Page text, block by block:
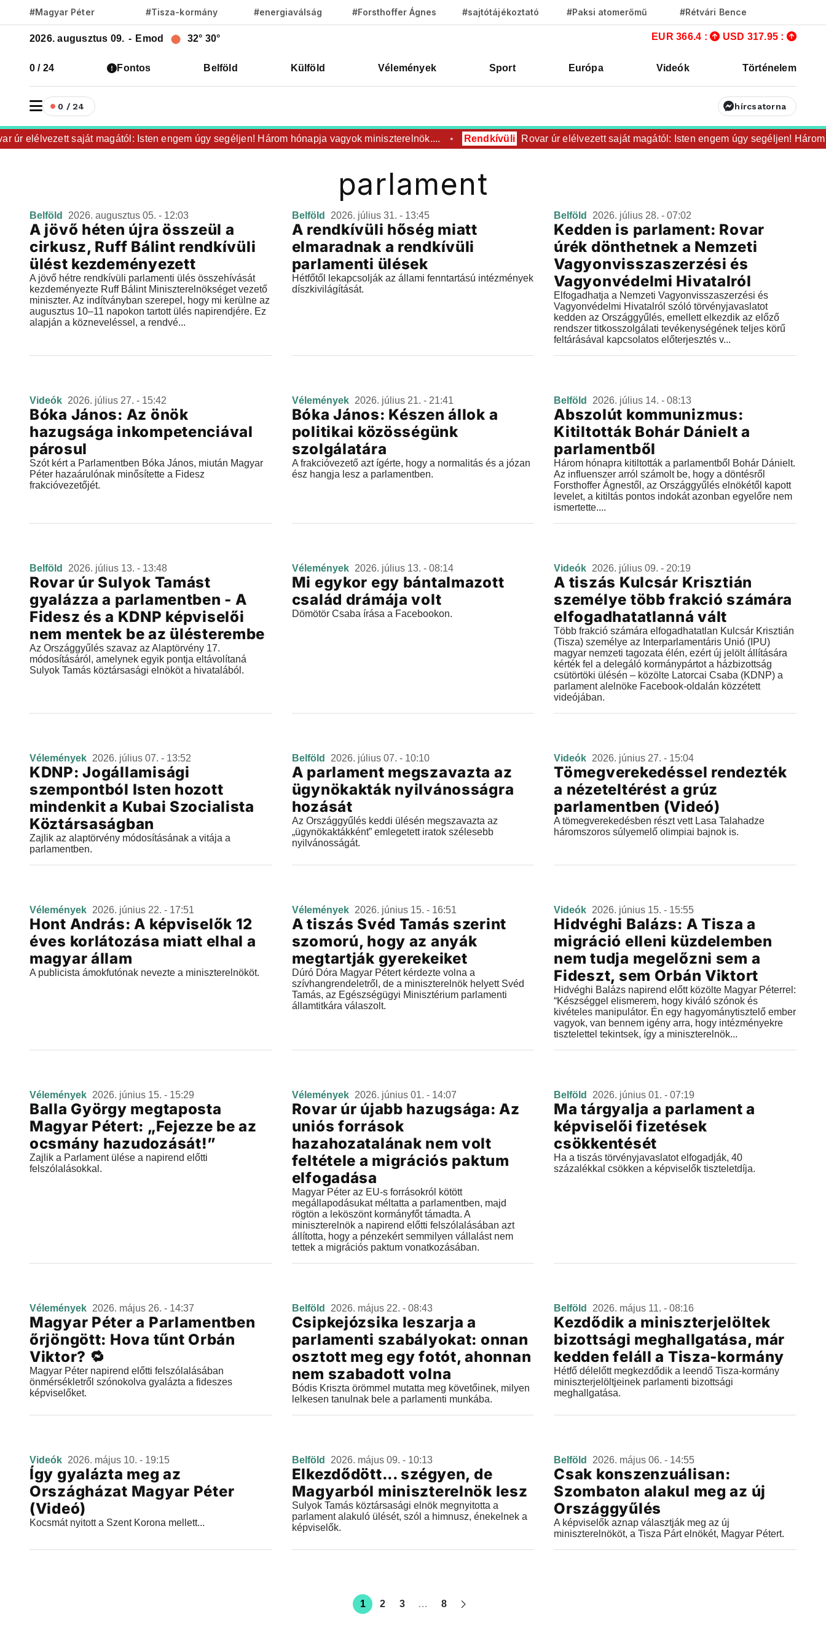
#Magyar Péter #Tisza-kormány #energiaválság #Forsthoffer Ágnes #sajtótájékoztató #Paksi atomerőmű #Rétvári Bence
2026. augusztus 09. - Emod 32° 30° EUR 366.4 : USD 317.95 :
0 / 24 Fontos Belföld Külföld Vélemények Sport Európa Videók Történelem
0 / 24 hírcsatorna
úr elélvezett saját magától: Isten engem úgy segéljen! Három hónapja vagyok miniszterelnök.... Rendkívüli Rovar úr elélvezett saját magától: Isten engem úgy segéljen! Három
parlament
Belföld 2026. augusztus 05. - 12:03
A jövő héten újra összeül a
cirkusz, Ruff Bálint rendkívüli
ülést kezdeményezett
A jövő hétre rendkívüli parlamenti ülés összehívását
kezdeményezte Ruff Bálint Miniszterelnökséget vezető
miniszter. Az indítványban szerepel, hogy mi kerülne az
augusztus 10–11 napokon tartott ülés napirendjére. Ez
alapján a közneveléssel, a rendvé...
Belföld 2026. július 31. - 13:45
A rendkívüli hőség miatt
elmaradnak a rendkívüli
parlamenti ülések
Hétfőtől lekapcsolják az állami fenntartású intézmények
díszkivilágítását.
Belföld 2026. július 28. - 07:02
Kedden is parlament: Rovar
úrék dönthetnek a Nemzeti
Vagyonvisszaszerzési és
Vagyonvédelmi Hivatalról
Elfogadhatja a Nemzeti Vagyonvisszaszerzési és
Vagyonvédelmi Hivatalról szóló törvényjavaslatot
kedden az Országgyűlés, emellett elkezdik az előző
rendszer titkosszolgálati tevékenységének teljes körű
feltárásával kapcsolatos előterjesztés v...
Videók 2026. július 27. - 15:42
Bóka János: Az önök
hazugsága inkompetenciával
párosul
Szót kért a Parlamentben Bóka János, miután Magyar
Péter hazaárulónak minősítette a Fidesz
frakcióvezetőjét.
Vélemények 2026. július 21. - 21:41
Bóka János: Készen állok a
politikai közösségünk
szolgálatára
A frakcióvezető azt ígérte, hogy a normalitás és a józan
ész hangja lesz a parlamentben.
Belföld 2026. július 14. - 08:13
Abszolút kommunizmus:
Kitiltották Bohár Dánielt a
parlamentből
Három hónapra kitiltották a parlamentből Bohár Dánielt.
Az influenszer arról számolt be, hogy a döntésről
Forsthoffer Ágnestől, az Országgyűlés elnökétől kapott
levelet, a kitiltás pontos indokát azonban egyelőre nem
ismertette....
Belföld 2026. július 13. - 13:48
Rovar úr Sulyok Tamást
gyalázza a parlamentben - A
Fidesz és a KDNP képviselői
nem mentek be az ülésterembe
Az Országgyűlés szavaz az Alaptörvény 17.
módosításáról, amelynek egyik pontja eltávolítaná
Sulyok Tamás köztársasági elnököt a hivatalából.
Vélemények 2026. július 13. - 08:14
Mi egykor egy bántalmazott
család drámája volt
Dömötör Csaba írása a Facebookon.
Videók 2026. július 09. - 20:19
A tiszás Kulcsár Krisztián
személye több frakció számára
elfogadhatatlanná vált
Több frakció számára elfogadhatatlan Kulcsár Krisztián
(Tisza) személye az Interparlamentáris Unió (IPU)
magyar nemzeti tagozata élén, ezért új jelölt állítására
kérték fel a delegáló kormánypártot a házbizottság
csütörtöki ülésén – közölte Latorcai Csaba (KDNP) a
parlament alelnöke Facebook-oldalán közzétett
videójában.
Vélemények 2026. július 07. - 13:52
KDNP: Jogállamisági
szempontból Isten hozott
mindenkit a Kubai Szocialista
Köztársaságban
Zajlik az alaptörvény módosításának a vitája a
parlamentben.
Belföld 2026. július 07. - 10:10
A parlament megszavazta az
ügynökakták nyilvánosságra
hozását
Az Országgyűlés keddi ülésén megszavazta az
„ügynökaktákként” emlegetett iratok szélesebb
nyilvánosságát.
Videók 2026. június 27. - 15:04
Tömegverekedéssel rendezték
a nézeteltérést a grúz
parlamentben (Videó)
A tömegverekedésben részt vett Lasa Talahadze
háromszoros súlyemelő olimpiai bajnok is.
Vélemények 2026. június 22. - 17:51
Hont András: A képviselők 12
éves korlátozása miatt elhal a
magyar állam
A publicista ámokfutónak nevezte a miniszterelnököt.
Vélemények 2026. június 15. - 16:51
A tiszás Svéd Tamás szerint
szomorú, hogy az anyák
megtartják gyerekeiket
Dúró Dóra Magyar Pétert kérdezte volna a
szívhangrendeletről, de a miniszterelnök helyett Svéd
Tamás, az Egészségügyi Minisztérium parlamenti
államtitkára válaszolt.
Videók 2026. június 15. - 15:55
Hidvéghi Balázs: A Tisza a
migráció elleni küzdelemben
nem tudja megelőzni sem a
Fideszt, sem Orbán Viktort
Hidvéghi Balázs napirend előtt közölte Magyar Péterrel:
“Készséggel elismerem, hogy kiváló szónok és
kivételes manipulátor. Én egy hagyománytisztelő ember
vagyok, van bennem igény arra, hogy intézményekre
tisztelettel tekintsek, így a miniszterelnök...
Vélemények 2026. június 15. - 15:29
Balla György megtaposta
Magyar Pétert: „Fejezze be az
ocsmány hazudozását!”
Zajlik a Parlament ülése a napirend előtti
felszólalásokkal.
Vélemények 2026. június 01. - 14:07
Rovar úr újabb hazugsága: Az
uniós források
hazahozatalának nem volt
feltétele a migrációs paktum
elfogadása
Magyar Péter az EU-s forrásokról kötött
megállapodásukat méltatta a parlamentben, majd
rögtön a leköszönt kormányfőt támadta. A
miniszterelnök a napirend előtti felszólalásában azt
állította, hogy a pénzekért semmilyen vállalást nem
tettek a migrációs paktum vonatkozásában.
Belföld 2026. június 01. - 07:19
Ma tárgyalja a parlament a
képviselői fizetések
csökkentését
Ha a tiszás törvényjavaslatot elfogadják, 40
százalékkal csökken a képviselők tiszteletdíja.
Vélemények 2026. május 26. - 14:37
Magyar Péter a Parlamentben
őrjöngött: Hova tűnt Orbán
Viktor? 🔁
Magyar Péter napirend előtti felszólalásában
önmérsékletről szónokolva gyalázta a fideszes
képviselőket.
Belföld 2026. május 22. - 08:43
Csipkejózsika leszarja a
parlamenti szabályokat: onnan
osztott meg egy fotót, ahonnan
nem szabadott volna
Bódis Kriszta örömmel mutatta meg követőinek, milyen
lelkesen tanulnak bele a parlamenti munkába.
Belföld 2026. május 11. - 08:16
Kezdődik a miniszterjelöltek
bizottsági meghallgatása, már
kedden feláll a Tisza-kormány
Hétfő délelőtt megkezdődik a leendő Tisza-kormány
miniszterjelöltjeinek parlamenti bizottsági
meghallgatása.
Videók 2026. május 10. - 19:15
Így gyalázta meg az
Országházat Magyar Péter
(Videó)
Kocsmát nyitott a Szent Korona mellett...
Belföld 2026. május 09. - 10:13
Elkezdődött... szégyen, de
Magyarból miniszterelnök lesz
Sulyok Tamás köztársasági elnök megnyitotta a
parlament alakuló ülését, szól a himnusz, énekelnek a
képviselők.
Belföld 2026. május 06. - 14:55
Csak konszenzuálisan:
Szombaton alakul meg az új
Országgyűlés
A képviselők aznap választják meg az új
miniszterelnököt, a Tisza Párt elnökét, Magyar Pétert.
1 2 3 … 8